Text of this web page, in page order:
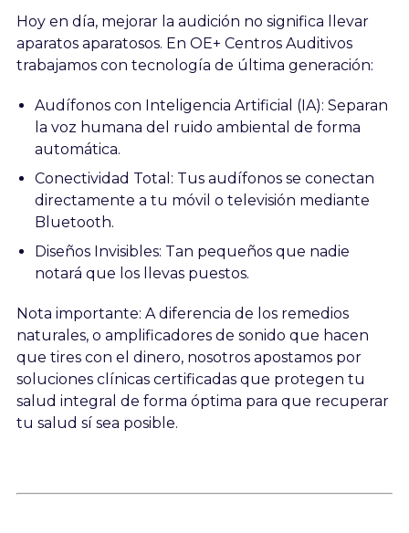
Hoy en día, mejorar la audición no significa llevar
aparatos aparatosos. En OE+ Centros Auditivos
trabajamos con tecnología de última generación:
Audífonos con Inteligencia Artificial (IA): Separan
la voz humana del ruido ambiental de forma
automática.
Conectividad Total: Tus audífonos se conectan
directamente a tu móvil o televisión mediante
Bluetooth.
Diseños Invisibles: Tan pequeños que nadie
notará que los llevas puestos.
Nota importante: A diferencia de los remedios
naturales, o amplificadores de sonido que hacen
que tires con el dinero, nosotros apostamos por
soluciones clínicas certificadas que protegen tu
salud integral de forma óptima para que recuperar
tu salud sí sea posible.